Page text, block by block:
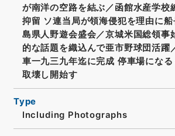
が南洋の空路を結ぶ／函館水産学校
抑留 ソ連当局が領海侵犯を理由に
島県人野遊会盛会／京城米国総領事
的な話題を織込んで亜市野球団活躍
車一九三九年迄に完成 停車場にな
取壊し開始す
Type
Including Photographs